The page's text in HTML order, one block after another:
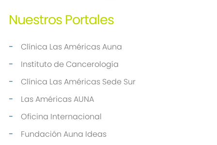
Nuestros Portales
Clínica Las Américas Auna
Instituto de Cancerología
Clínica Las Américas Sede Sur
Las Américas AUNA
Oficina Internacional
Fundación Auna Ideas